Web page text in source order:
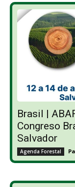
Brasil |
Congreso
Salvador
Agenda Forestal